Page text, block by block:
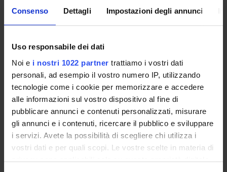
Consenso Dettagli Impostazioni degli annunci
Uso responsabile dei dati
Noi e i nostri 1022 partner trattiamo i vostri dati
personali, ad esempio il vostro numero IP, utilizzando
tecnologie come i cookie per memorizzare e accedere
alle informazioni sul vostro dispositivo al fine di
pubblicare annunci e contenuti personalizzati, misurare
gli annunci e i contenuti, ricercare il pubblico e sviluppare
i servizi. Avete la possibilità di scegliere chi utilizza i
vostri dati e per quali scopi. Le vostre scelte in materia di
privacy sono applicabili solo su questa proprietà digitale
STUDYING
COURSES
PHD PROGRAMMES AND POSTGRADUATE
TRAINING
Contacts
People
Places
Calendar